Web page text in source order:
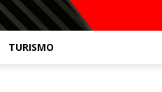
TURISMO